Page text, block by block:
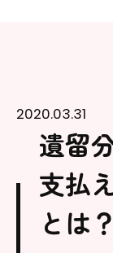
2020.03.31
遺留
支払
とは？